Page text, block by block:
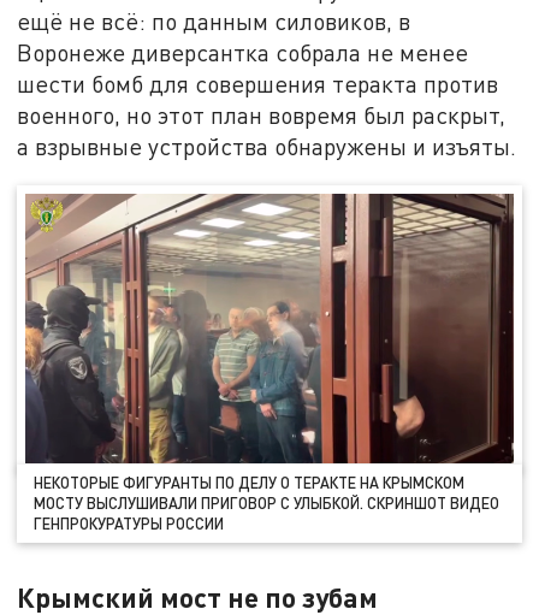
ещё не всё: по данным силовиков, в
Воронеже диверсантка собрала не менее
шести бомб для совершения теракта против
военного, но этот план вовремя был раскрыт,
а взрывные устройства обнаружены и изъяты.
НЕКОТОРЫЕ ФИГУРАНТЫ ПО ДЕЛУ О ТЕРАКТЕ НА КРЫМСКОМ
МОСТУ ВЫСЛУШИВАЛИ ПРИГОВОР С УЛЫБКОЙ. СКРИНШОТ ВИДЕО
ГЕНПРОКУРАТУРЫ РОССИИ
Крымский мост не по зубам